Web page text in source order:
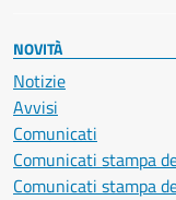
NOVITÀ
Notizie
Avvisi
Comunicati
Comunicati stampa
Comunicati stampa